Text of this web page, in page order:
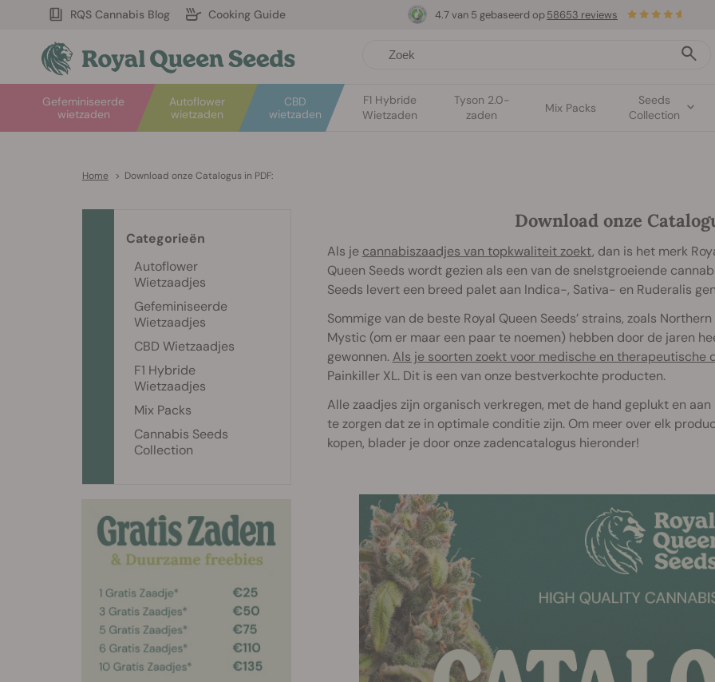
RQS Cannabis Blog Cooking Guide
Autoflower
wietzaden
Gefeminiseerde
wietzaden
CBD
wietzaden
F1 Hybride
Wietzaden
Tyson 2.0-
zaden
Mix Packs
Seeds
Collection
4.7 van 5 gebaseerd op58653 reviews
Home > Download onze Catalogus in PDF:
Download onze
Als je cannabiszaadjes van topkwaliteit zoekt, dan is het merk
Queen Seeds wordt gezien als een van de snelstgroeiende
Seeds levert een breed palet aan Indica-, Sativa- en Ruderalis
Sommige van de beste Royal Queen Seeds’ strains, zoals
Mystic (om er maar een paar te noemen) hebben door de jaren
gewonnen.Als je soorten zoekt voor medische en therapeutische
Painkiller XL. Dit is een van onze bestverkochte producten.
Alle zaadjes zijn organisch verkregen, met de hand geplukt en
te zorgen dat ze in optimale conditie zijn. Om meer over elk
kopen, blader je door onze zadencatalogus hieronder!
Categorieën
Autoflower
Wietzaadjes
Gefeminiseerde
Wietzaadjes
CBD Wietzaadjes
F1 Hybride
Wietzaadjes
Mix Packs
Cannabis Seeds
Collection